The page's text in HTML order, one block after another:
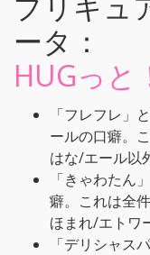
ータ：
HUGっと
「フレフレ」
ールの口癖。
はな/エール以
「きゃわたん
癖。これは全
ほまれ/エトワ
「デリシャス